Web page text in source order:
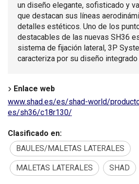
un diseño elegante, sofisticado y
que destacan sus líneas
detalles estéticos. Uno de los
destacables de las nuevas SH36
sistema de fijación lateral, 3P
caracteriza por su diseño integrado
Enlace web
www.shad.es/es/shad-world/
es/sh36/c18r130/
Clasificado en:
BAULES/MALETAS LATERALES
MALETAS LATERALES SHAD